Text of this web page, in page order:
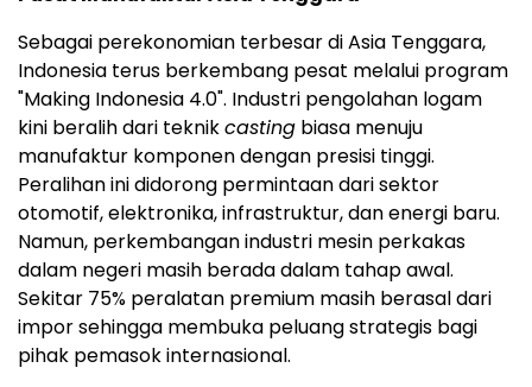
Sebagai perekonomian terbesar di Asia Tenggara,
Indonesia terus berkembang pesat melalui program
"Making Indonesia 4.0". Industri pengolahan logam
kini beralih dari teknikcasting biasa menuju
manufaktur komponen dengan presisi tinggi.
Peralihan ini didorong permintaan dari sektor
otomotif, elektronika, infrastruktur, dan energi baru.
Namun, perkembangan industri mesin perkakas
dalam negeri masih berada dalam tahap awal.
Sekitar 75% peralatan premium masih berasal dari
impor sehingga membuka peluang strategis bagi
pihak pemasok internasional.